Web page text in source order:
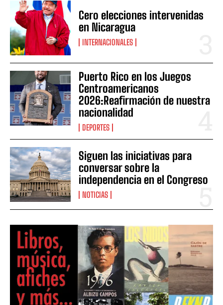
Cero elecciones intervenidas
en Nicaragua
INTERNACIONALES
Puerto Rico en los Juegos
Centroamericanos
2026:Reafirmación de nuestra
nacionalidad
DEPORTES
Siguen las iniciativas para
conversar sobre la
independencia en el Congreso
NOTICIAS